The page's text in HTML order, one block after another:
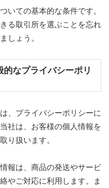
いての基本的な条件です。
る取引所を選ぶことを忘れ
しょう。
なプライバシーポリ
、プライバシーポリシーに
社は、お客様の個人情報を
り扱います。
報は、商品の発送やサービ
やご対応に利用します。ま